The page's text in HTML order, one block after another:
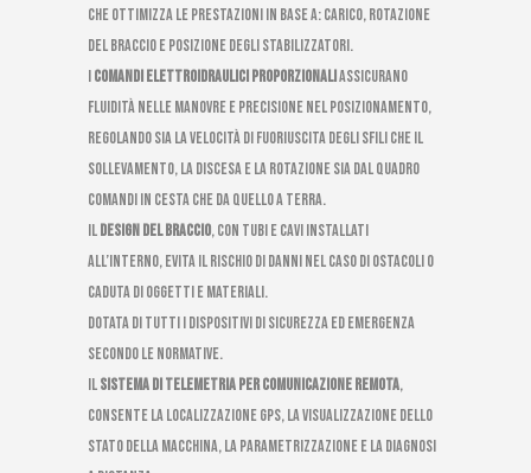
che ottimizza le prestazioni in base a: carico, rotazione
del braccio e posizione degli stabilizzatori.
Icomandi elettroidraulici proporzionaliassicurano
fluidità nelle manovre e precisione nel posizionamento,
regolando sia la velocità di fuoriuscita degli sfili che il
sollevamento, la discesa e la rotazione sia dal quadro
comandi in cesta che da quello a terra.
Ildesign del braccio, con tubi e cavi installati
all’interno, evita il rischio di danni nel caso di ostacoli o
caduta di oggetti e materiali.
Dotata di tutti i dispositivi di sicurezza ed emergenza
secondo le normative.
Ilsistema di telemetria per comunicazione remota,
consente la localizzazione GPS, la visualizzazione dello
stato della macchina, la parametrizzazione e la diagnosi